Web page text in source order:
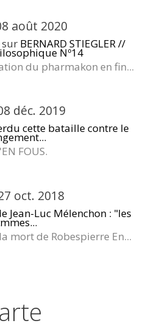
août 2020
sur BERNARD STIEGLER //
Nº14
du pharmakon en fin...
déc. 2019
cette bataille contre le
FOUS.
oct. 2018
Jean-Luc Mélenchon : "les
mort de Robespierre En...